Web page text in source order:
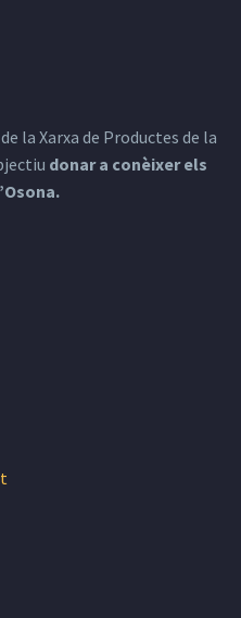
la Xarxa de Productes de la
donar a conèixer els